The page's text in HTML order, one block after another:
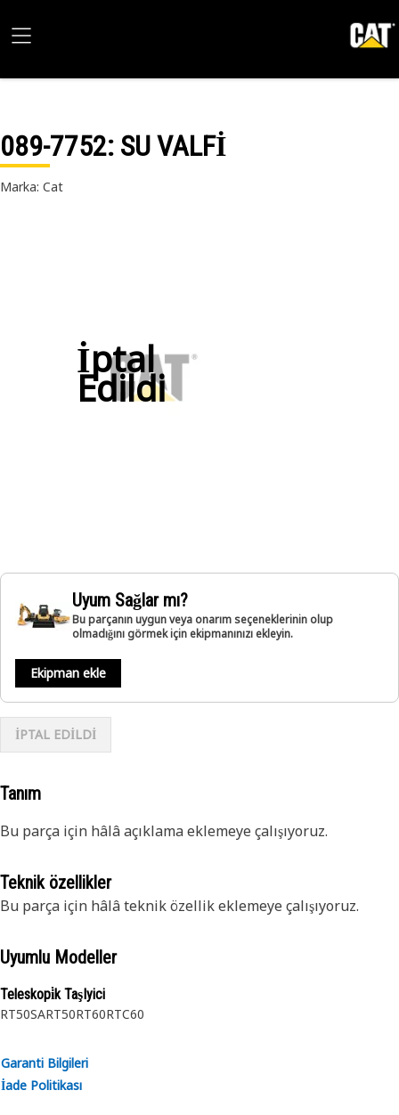
089-7752: SU VALFİ
Marka: Cat
İptal
Edildi
Uyum Sağlar mı?
Bu parçanın uygun veya onarım seçeneklerinin olup
olmadığını görmek için ekipmanınızı ekleyin.
Ekipman ekle
İPTAL EDİLDİ
Tanım
Bu parça için hâlâ açıklama eklemeye çalışıyoruz.
Teknik özellikler
Bu parça için hâlâ teknik özellik eklemeye çalışıyoruz.
Uyumlu Modeller
Teleskopi̇k TaşIyici
RT50SART50RT60RTC60
Garanti Bilgileri
İade Politikası